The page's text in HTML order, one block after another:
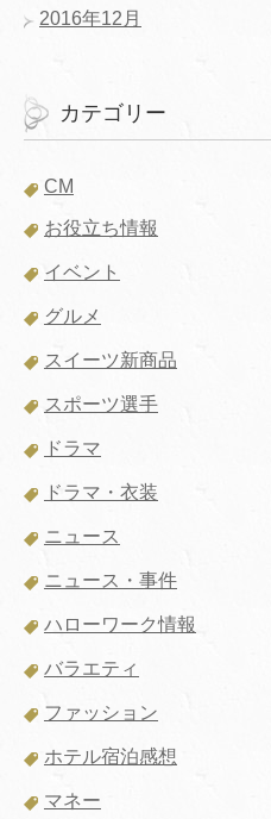
2016年12月
カテゴリー
CM
お役立ち情報
イベント
グルメ
スイーツ新商品
スポーツ選手
ドラマ
ドラマ・衣装
ニュース
ニュース・事件
ハローワーク情報
バラエティ
ファッション
ホテル宿泊感想
マネー